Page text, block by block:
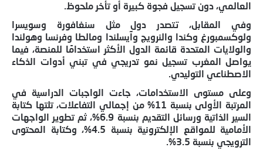
العالمي، دون تسجيل فجوة كبيرة أو تأخر ملحوظ.
وفي المقابل، تتصدر دول مثل سنغافورة وسويسرا
ولوكسمبورغ وكندا والنرويج وآيسلندا ومالطا وفرنسا وهولندا
والولايات المتحدة قائمة الدول الأكثر استخدامًا للمنصة، فيما
يواصل المغرب تسجيل نمو تدريجي في تبني أدوات الذكاء
الاصطناعي التوليدي.
وعلى مستوى الاستخدامات، جاءت الواجبات الدراسية في
المرتبة الأولى بنسبة 11% من إجمالي التفاعلات، تلتها كتابة
السير الذاتية ورسائل التقديم بنسبة 6.9%، ثم تطوير الواجهات
الأمامية للمواقع الإلكترونية بنسبة 4.5%، وكتابة المحتوى
الترويجي بنسبة 3.5%.